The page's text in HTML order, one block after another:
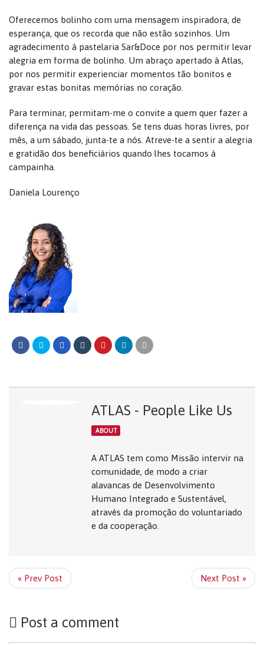
Oferecemos bolinho com uma mensagem inspiradora, de
esperança, que os recorda que não estão sozinhos. Um
agradecimento à pastelaria Sar&Doce por nos permitir levar
alegria em forma de bolinho. Um abraço apertado à Atlas,
por nos permitir experienciar momentos tão bonitos e
gravar estas bonitas memórias no coração.
Para terminar, permitam-me o convite a quem quer fazer a
diferença na vida das pessoas. Se tens duas horas livres, por
mês, a um sábado, junta-te a nós. Atreve-te a sentir a alegria
e gratidão dos beneficiários quando lhes tocamos à
campainha.
Daniela Lourenço
ATLAS - People Like Us
ABOUT
A ATLAS tem como Missão intervir na
comunidade, de modo a criar
alavancas de Desenvolvimento
Humano Integrado e Sustentável,
através da promoção do voluntariado
e da cooperação.
« Prev Post Next Post »
Post a comment